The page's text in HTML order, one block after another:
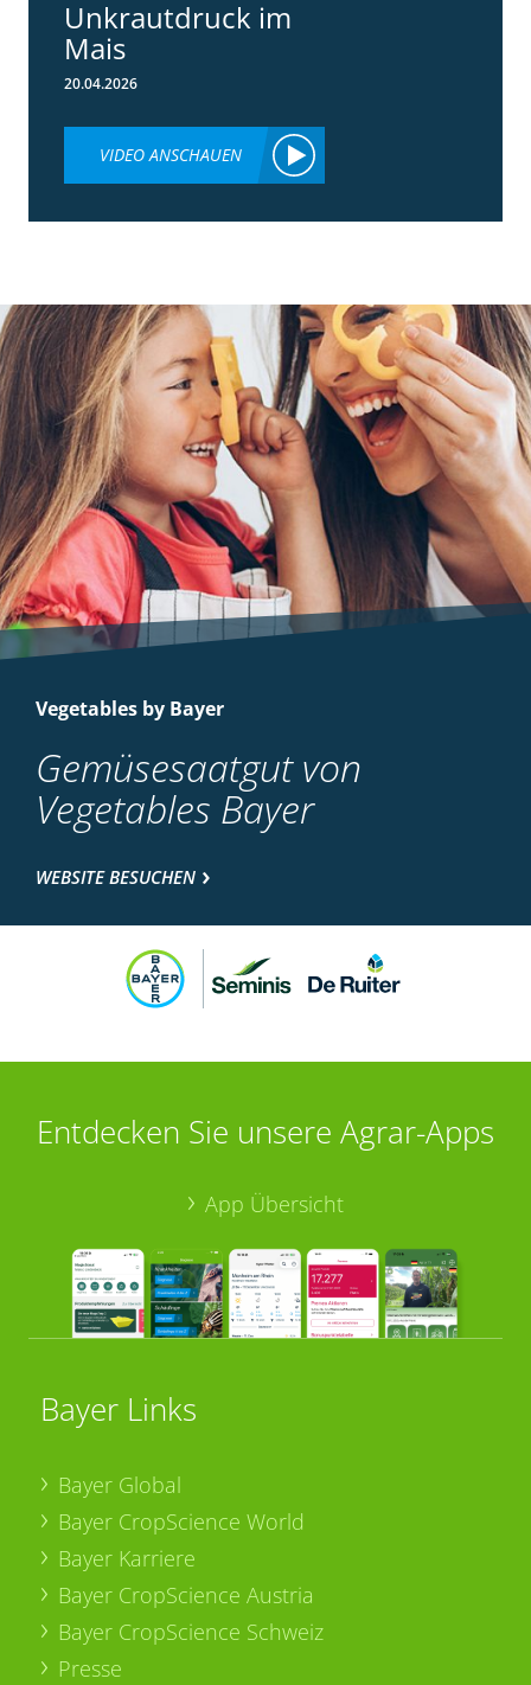
Unkrautdruck im
Mais
20.04.2026
VIDEO ANSCHAUEN
Vegetables by Bayer
Gemüsesaatgut von
Vegetables Bayer
WEBSITE BESUCHEN
Entdecken Sie unsere Agrar-Apps
App Übersicht
Bayer Links
Bayer Global
Bayer CropScience World
Bayer Karriere
Bayer CropScience Austria
Bayer CropScience Schweiz
Presse